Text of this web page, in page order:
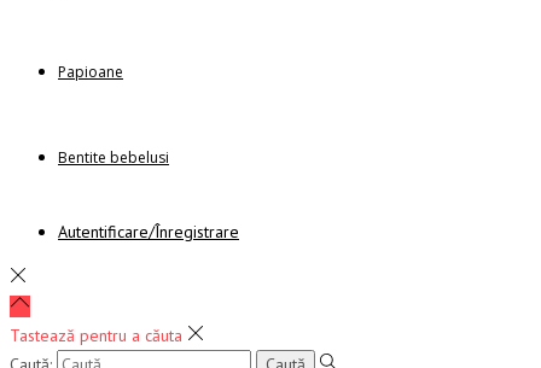
Papioane
Bentite bebelusi
Autentificare/Înregistrare
Tastează pentru a căuta